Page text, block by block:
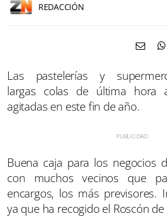
REDACCIÓN
Las pastelerías y
largas colas de última hora
agitadas en este fin de año.
Buena caja para los negocios
con muchos vecinos que
encargos, los más previsores.
ya que ha recogido el Roscón de